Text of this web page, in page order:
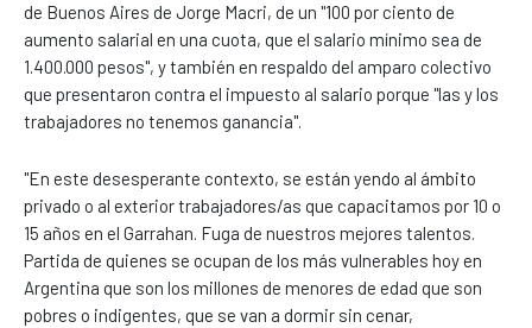
de Buenos Aires de Jorge Macri, de un "100 por ciento de
aumento salarial en una cuota, que el salario mínimo sea de
1.400.000 pesos", y también en respaldo del amparo colectivo
que presentaron contra el impuesto al salario porque "las y los
trabajadores no tenemos ganancia".
"En este desesperante contexto, se están yendo al ámbito
privado o al exterior trabajadores/as que capacitamos por 10 o
15 años en el Garrahan. Fuga de nuestros mejores talentos.
Partida de quienes se ocupan de los más vulnerables hoy en
Argentina que son los millones de menores de edad que son
pobres o indigentes, que se van a dormir sin cenar,